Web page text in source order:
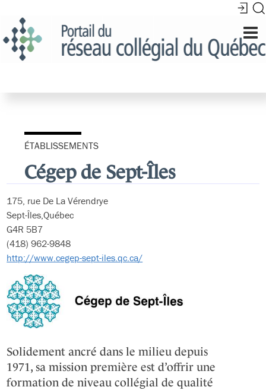
ÉTABLISSEMENTS
Cégep de Sept-Îles
175, rue De La Vérendrye
Sept-Îles,Québec
G4R 5B7
(418) 962-9848
http://www.cegep-sept-iles.qc.ca/
Solidement ancré dans le milieu depuis
1971, sa mission première est d’offrir une
formation de niveau collégial de qualité